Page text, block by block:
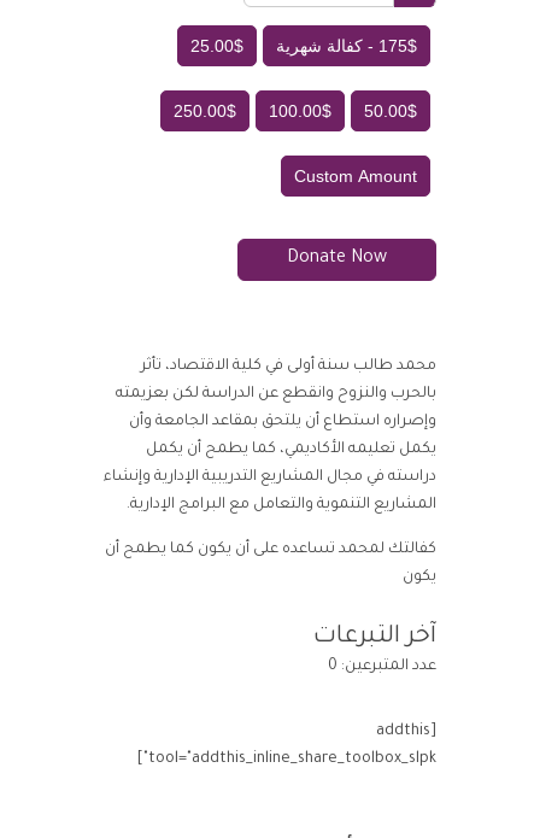
175$ - كفالة شهرية 25.00$
50.00$
100.00$
250.00$
Custom Amount
Donate Now
محمد طالب سنة أولى في كلية الاقتصاد، تأثر
بالحرب والنزوح وانقطع عن الدراسة لكن بعزيمته
وإصراره استطاع أن يلتحق بمقاعد الجامعة وأن
يكمل تعليمه الأكاديمي، كما يطمح أن يكمل
دراسته في مجال المشاريع التدريبية الإدارية وإنشاء
المشاريع التنموية والتعامل مع البرامج الإدارية.
كفالتك لمحمد تساعده على أن يكون كما يطمح أن
يكون
آخر التبرعات
عدد المتبرعين: 0
[addthis
tool="addthis_inline_share_toolbox_slpk"]